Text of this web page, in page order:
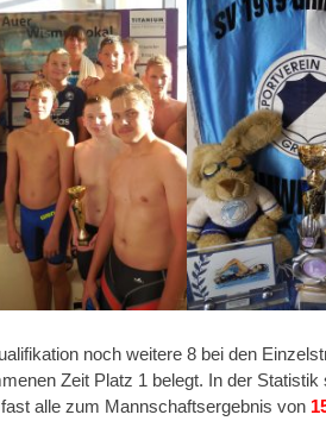
noch weitere 8 bei den
Zeit Platz 1 belegt. In der Statistik
alle zum Mannschaftsergebnis von